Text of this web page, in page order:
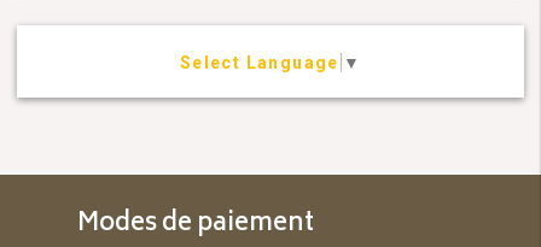
Select Language ▼
Modes de paiement